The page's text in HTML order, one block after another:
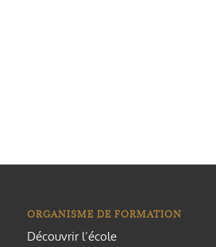
ORGANISME DE FORMATION
Découvrir l’école